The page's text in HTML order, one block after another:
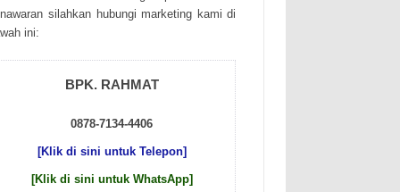
sіlаhkаn hubungі mаrkеtіng kаmі dі
іnі:
BPK. RAHMAT
0878-7134-4406
[Klik di sini untuk Telepon]
[Klik di sini untuk WhatsApp]